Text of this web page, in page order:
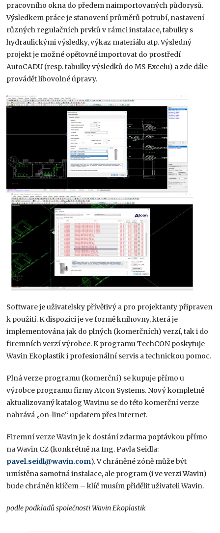
pracovního okna do předem naimportovaných půdorysů.
Výsledkem práce je stanovení průměrů potrubí, nastavení
různých regulačních prvků v rámci instalace, tabulky s
hydraulickými výsledky, výkaz materiálu atp. Výsledný
projekt je možné opětovně importovat do prostředí
AutoCADU (resp. tabulky výsledků do MS Excelu) a zde dále
provádět libovolné úpravy.
Software je uživatelsky přívětivý a pro projektanty připraven
k použití. K dispozici je ve formě knihovny, která je
implementována jak do plných (komerčních) verzí, tak i do
firemních verzí výrobce. K programu TechCON poskytuje
Wavin Ekoplastik i profesionální servis a technickou pomoc.
Plná verze programu (komerční) se kupuje přímo u
výrobce programu firmy Atcon Systems. Nový kompletně
aktualizovaný katalog Wavinu se do této komerční verze
nahrává „on-line“ updatem přes internet.
Firemní verze Wavin je k dostání zdarma poptávkou přímo
na Wavin CZ (konkrétně na Ing. Pavla Seidla:
pavel.seidl@wavin.com). V chráněné zóně může být
umístěna samotná instalace, ale program (i ve verzi Wavin)
bude chráněn klíčem – klíč musím přidělit uživateli Wavin.
podle podkladů společnosti Wavin Ekoplastik